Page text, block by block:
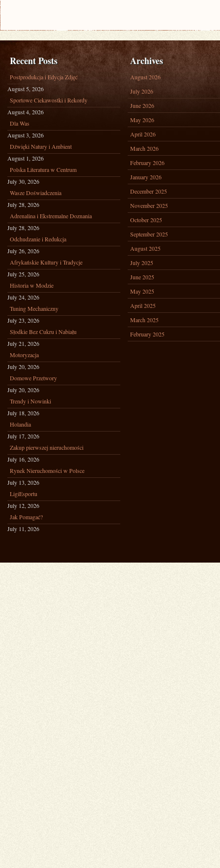
Z
LIFESTYLE
STYL
ŻYCIA!
Recent Posts
Postprodukcja i Edycja Zdjęć
August 5, 2026
Sportowe Ciekawostki i Rekordy
August 4, 2026
Dla Was
August 3, 2026
Dźwięki Natury i Ambient
August 1, 2026
Polska Literatura w Centrum
July 30, 2026
Wasze Doświadczenia
July 28, 2026
Adrenalina i Ekstremalne Doznania
July 28, 2026
Odchudzanie i Redukcja
July 26, 2026
Afrykańskie Kultury i Tradycje
July 25, 2026
Historia w Modzie
July 24, 2026
Tuning Mechaniczny
July 23, 2026
Słodkie Bez Cukru i Nabiału
July 21, 2026
Motoryzacja
July 20, 2026
Domowe Przetwory
July 20, 2026
Trendy i Nowinki
July 18, 2026
Holandia
July 17, 2026
Zakup pierwszej nieruchomości
July 16, 2026
Rynek Nieruchomości w Polsce
July 13, 2026
LigiEsportu
July 12, 2026
Jak Pomagać?
July 11, 2026
Archives
August 2026
July 2026
June 2026
May 2026
April 2026
March 2026
February 2026
January 2026
December 2025
November 2025
October 2025
September 2025
August 2025
July 2025
June 2025
May 2025
April 2025
March 2025
February 2025